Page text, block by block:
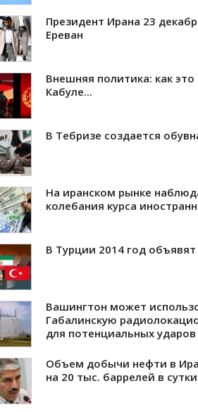
Президент Ирана 23
Ереван
Внешняя политика: как это
Кабуле...
В Тебризе создается
На иранском рынке
колебания курса
В Турции 2014 год
Вашингтон может
Габалинскую
для потенциальных ударов
Объем добычи нефти в
на 20 тыс. баррелей в сутки